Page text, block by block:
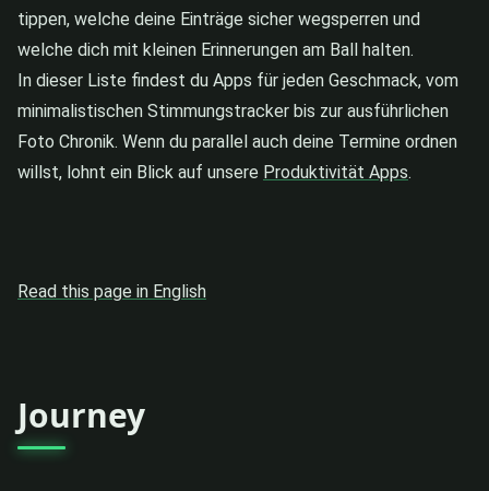
tippen, welche deine Einträge sicher wegsperren und
welche dich mit kleinen Erinnerungen am Ball halten.
In dieser Liste findest du Apps für jeden Geschmack, vom
minimalistischen Stimmungstracker bis zur ausführlichen
Foto Chronik. Wenn du parallel auch deine Termine ordnen
willst, lohnt ein Blick auf unsere Produktivität Apps.
Read this page in English
Journey